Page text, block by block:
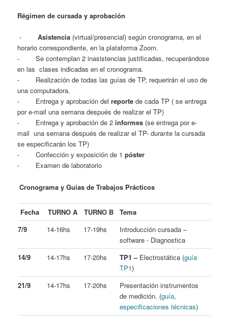
Régimen de cursada y aprobación
-Asistencia (virtual/presencial) según cronograma, en el
horario correspondiente, en la plataforma Zoom.
- Se contemplan 2 inasistencias justificadas, recuperándose
en las clases indicadas en el cronograma.
- Realización de todas las guías de TP, requerirán el uso de
una computadora.
- Entrega y aprobación delreporte de cada TP ( se entrega
por e-mail una semana después de realizar el TP)
- Entrega y aprobación de 2informes (se entrega por e-
mail una semana después de realizar el TP- durante la cursada
se especificarán los TP)
- Confección y exposición de 1póster
- Examen de laboratorio
Cronograma yGuías de Trabajos Prácticos
Fecha TURNO A TURNO B
Tema
7/9
14-16hs 17-19hs
Introducción cursada –
software - Diagnostica
14/9
14-17hs 17-20hs TP1 –Electrostática (guía
TP1)
21/9
14-17hs 17-20hs
Presentación instrumentos
de medición. (guía,
especificaciones técnicas)